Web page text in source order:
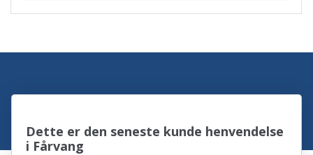
Dette er den seneste kunde henvendelse
i Fårvang